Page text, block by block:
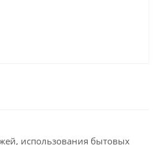
использования бытовых